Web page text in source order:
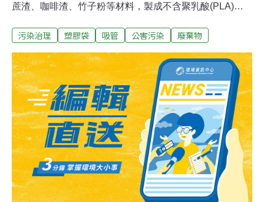
蔗渣、咖啡渣、竹子粉等材料，製成不含聚乳酸(PLA)的
成功推廣至美西，如今希望藉由到紐約參加專業展覽，讓
次性塑膠吸管，今年首次至紐約參展的鉅田潔淨技術公
司，推出的甘蔗吸管則是以循環再生經濟理念邁，以可再
生材料作為原料製造，並訴求吸管能夠自然分解，確保地
球有限的資源能以循環再生、永續方式被使用，形成一個
友善的經濟及產業系統。該公司業務經理楊量祺說，以目
前美國市場，加州對於可分解吸管的接受度較高，紐約目
前則是有部分店家開始使用環保吸管，普及度仍較低；甘
蔗吸管雖然成本是一般塑膠吸管的六倍，但基於大眾環保
意識抬頭，展覽期間仍有不低的詢問度。
污染治理 塑膠袋 吸管 公害污染 廢棄物